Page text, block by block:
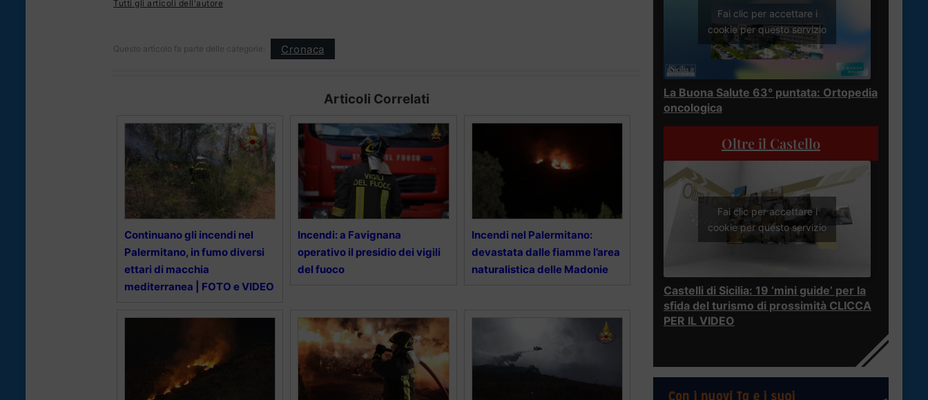
Tutti gli articoli dell'autore
Questo articolo fa parte delle categorie: Cronaca
Articoli Correlati
Continuano gli incendi nel
Palermitano, in fumo diversi
ettari di macchia
mediterranea | FOTO e VIDEO
Incendi: a Favignana
operativo il presidio dei vigili
del fuoco
Incendi nel Palermitano:
devastata dalle fiamme l’area
naturalistica delle Madonie
Fai clic per accettare i
cookie per questo servizio
La Buona Salute 63° puntata: Ortopedia
oncologica
Oltre il Castello
Fai clic per accettare i
cookie per questo servizio
Castelli di Sicilia: 19 ‘mini guide’ per la
sfida del turismo di prossimità CLICCA
PER IL VIDEO